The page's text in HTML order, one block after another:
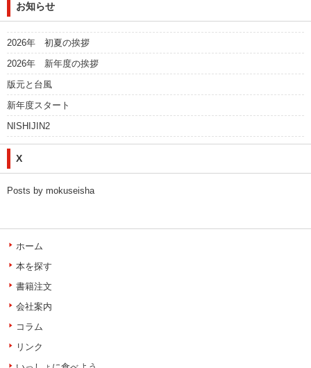
お知らせ
2026年 初夏の挨拶
2026年 新年度の挨拶
版元と台風
新年度スタート
NISHIJIN2
X
Posts by mokuseisha
ホーム
本を探す
書籍注文
会社案内
コラム
リンク